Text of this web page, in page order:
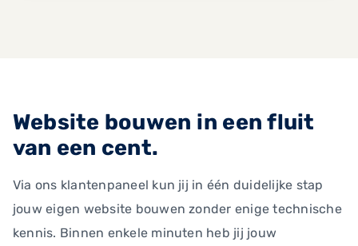
Website bouwen in een fluit
van een cent.
Via ons klantenpaneel kun jij in één duidelijke stap
jouw eigen website bouwen zonder enige technische
kennis. Binnen enkele minuten heb jij jouw